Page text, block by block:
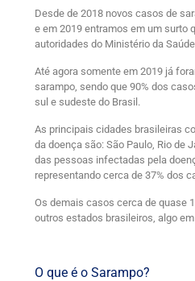
Desde de 2018 novos casos de
e em 2019 entramos em um surto
autoridades do Ministério da
Até agora somente em 2019 já
sarampo, sendo que 90% dos
sul e sudeste do Brasil.
As principais cidades brasileiras
da doença são: São Paulo, Rio de
das pessoas infectadas pela
representando cerca de 37% dos
Os demais casos cerca de quase
outros estados brasileiros, algo
O que é o Sarampo?